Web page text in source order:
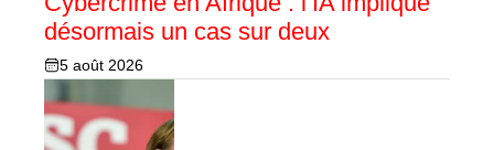
désormais un cas sur deux
5 août 2026